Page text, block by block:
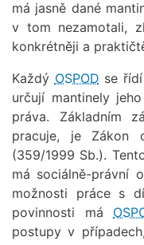
má jasně dané
v tom nezamotali,
konkrétněji a
Každý OSPOD se
určují mantinely
práva. Základním
pracuje, je Zákon
(359/1999 Sb.).
má sociálně-právní
možnosti práce s
povinnosti má
postupy v